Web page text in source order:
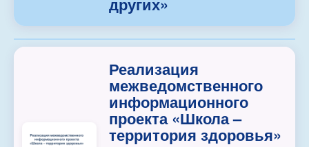
Реализация
межведомственного
информационного
проекта «Школа –
территория здоровья»